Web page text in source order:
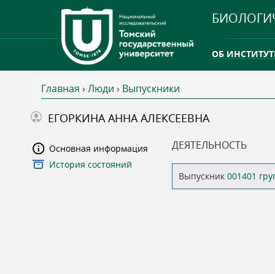
ОБ
В
ы
з
Главная › Люди › Выпускники
ЕГОРКИНА АННА АЛЕКСЕЕВНА
Основная информация
История состояний
ДЕЯТЕЛЬНОСТЬ
Выпускник 001401